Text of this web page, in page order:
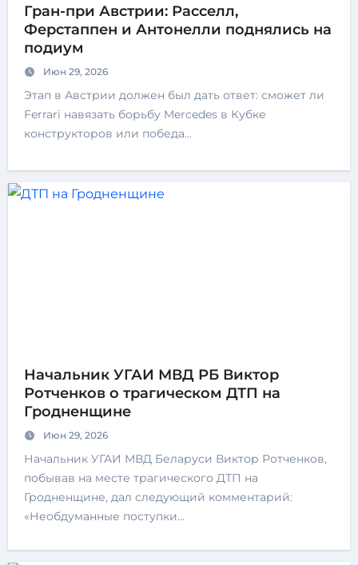
Гран-при Австрии: Расселл,
Ферстаппен и Антонелли поднялись на
подиум
Июн 29, 2026
Этап в Австрии должен был дать ответ: сможет ли
Ferrari навязать борьбу Mercedes в Кубке
конструкторов или победа…
Начальник УГАИ МВД РБ Виктор
Ротченков о трагическом ДТП на
Гродненщине
Июн 29, 2026
Начальник УГАИ МВД Беларуси Виктор Ротченков,
побывав на месте трагического ДТП на
Гродненщине, дал следующий комментарий:
«Необдуманные поступки…